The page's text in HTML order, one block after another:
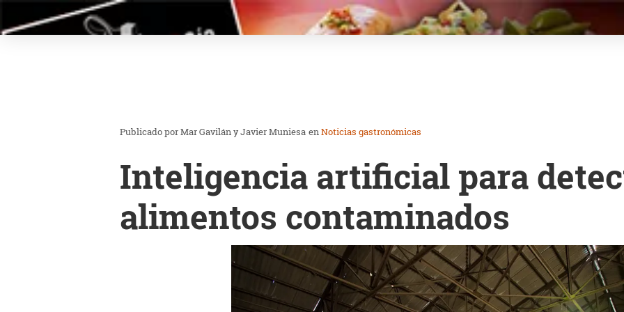
Mar Gavilán y Javier Muniesa enNoticias gastronómicas
Inteligencia artificial para
alimentos contaminados